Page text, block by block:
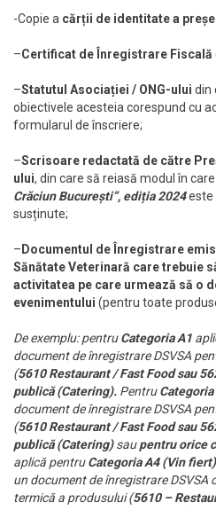
-Copie a cărții de identitate a
–Certificat de Înregistrare Fiscală
–Statutul Asociației / ONG-ului din
obiectivele acesteia corespund cu
formularul de înscriere;
–Scrisoare redactată de către
ului, din care să reiasă modul în
Crăciun București”, ediția 2024este
susținute;
–Documentul de Înregistrare
Sănătate Veterinară care trebuie
activitatea pe care urmează să o
evenimentului (pentru toate
De exemplu: pentruCategoria A1
document de înregistrare DSVSA
(5610 Restaurant / Fast Food sau
publică (Catering). PentruCategoria
document de înregistrare DSVSA
(5610 Restaurant / Fast Food sau
publică (Catering)saupentru orice
aplică pentruCategoria A4 (Vin fiert)
un document de înregistrare DSVSA
termică a produsului (5610 –